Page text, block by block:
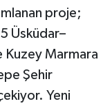
proje;
Üsküdar–
Kuzey Marmara
Şehir
Yeni